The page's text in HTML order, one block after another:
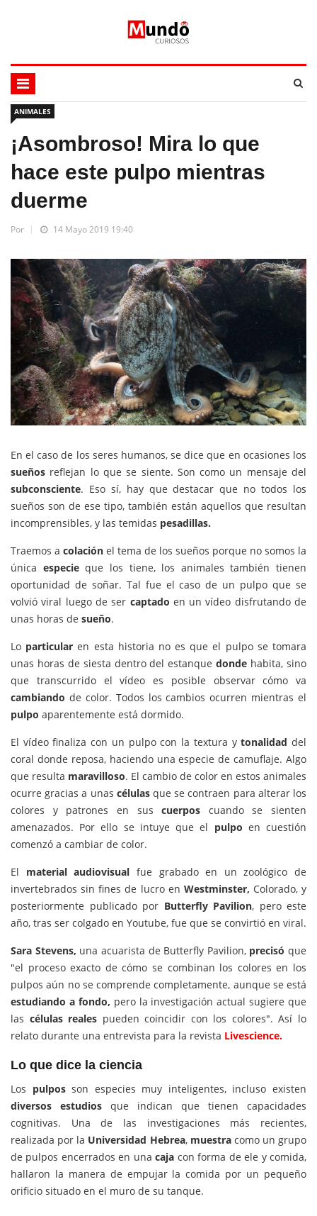
ANIMALES
¡Asombroso! Mira lo que
hace este pulpo mientras
duerme
Por 14 Mayo 2019 19:40
En el caso de los seres humanos, se dice que en ocasiones los
sueños reflejan lo que se siente. Son como un mensaje del
subconsciente. Eso sí, hay que destacar que no todos los
sueños son de ese tipo, también están aquellos que resultan
incomprensibles, y las temidas pesadillas.
Traemos a colación el tema de los sueños porque no somos la
única especieque los tiene, los animales también tienen
oportunidad de soñar. Tal fue el caso de un pulpo que se
volvió viral luego de ser captado en un vídeo disfrutando de
unas horas de sueño.
Lo particular en esta historia no es que el pulpo se tomara
unas horas de siesta dentro del estanquedonde habita, sino
que transcurrido el vídeo es posible observar cómo va
cambiando de color. Todos los cambios ocurren mientras el
pulpo aparentemente está dormido.
El vídeo finaliza con un pulpo con la textura ytonalidaddel
coral donde reposa, haciendo una especie de camuflaje. Algo
que resulta maravilloso. El cambio de color en estos animales
ocurre gracias a unas célulasque se contraen para alterar los
colores y patrones en suscuerpos cuando se sienten
amenazados. Por ello se intuye que el pulpo en cuestión
comenzó a cambiar de color.
El material audiovisual fue grabado en un zoológico de
invertebrados sin fines de lucro en Westminster, Colorado, y
posteriormente publicado por Butterfly Pavilion, pero este
año, tras ser colgado en Youtube, fue que se convirtió en viral.
Sara Stevens, una acuarista de Butterfly Pavilion, precisó que
"el proceso exacto de cómo se combinan los colores en los
pulpos aún no se comprende completamente, aunque se está
estudiando a fondo, pero la investigación actual sugiere que
las células reales pueden coincidir con los colores". Así lo
relato durante una entrevista para la revista Livescience.
Lo que dice la ciencia
Los pulposson especies muy inteligentes, incluso existen
diversos estudios que indican que tienen capacidades
cognitivas. Una de las investigaciones más recientes,
realizada por la Universidad Hebrea, muestracomo un grupo
de pulpos encerrados en una caja con forma de ele y comida,
hallaron la manera de empujar la comida por un pequeño
orificio situado en el muro de su tanque.